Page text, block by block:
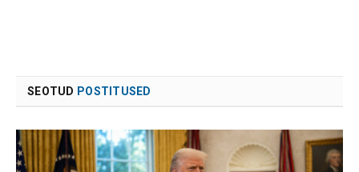
SEOTUD POSTITUSED